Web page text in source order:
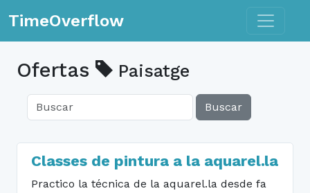
TimeOverflow Toggle
Ofertas Paisatge
Buscar
Classes de pintura a la aquarel.la
Practico la técnica de la aquarel.la desde fa